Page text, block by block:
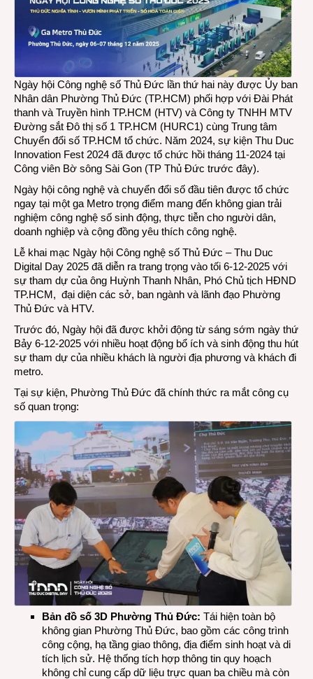
Ngày hội Công nghệ số Thủ Đức lần thứ hai này được Ủy ban
Nhân dân Phường Thủ Đức (TP.HCM) phối hợp với Đài Phát
thanh và Truyền hình TP.HCM (HTV) và Công ty TNHH MTV
Đường sắt Đô thị số 1 TP.HCM (HURC1) cùng Trung tâm
Chuyển đổi số TP.HCM tổ chức. Năm 2024, sự kiện Thu Duc
Innovation Fest 2024 đã được tổ chức hồi tháng 11-2024 tại
Công viên Bờ sông Sài Gon (TP Thủ Đức trước đây).
Ngày hội công nghệ và chuyển đổi số đầu tiên được tổ chức
ngay tại một ga Metro trọng điểm mang đến không gian trải
nghiệm công nghệ số sinh động, thực tiễn cho người dân,
doanh nghiệp và cộng đồng yêu thích công nghệ.
Lễ khai mạc Ngày hội Công nghệ số Thủ Đức – Thu Duc
Digital Day 2025 đã diễn ra trang trọng vào tối 6-12-2025 với
sự tham dự của ông Huỳnh Thanh Nhân, Phó Chủ tịch HĐND
TP.HCM, đại diện các sở, ban ngành và lãnh đạo Phường
Thủ Đức và HTV.
Trước đó, Ngày hội đã được khởi động từ sáng sớm ngày thứ
Bảy 6-12-2025 với nhiều hoạt động bổ ích và sinh động thu hút
sự tham dự của nhiều khách là người địa phương và khách đi
metro.
Tại sự kiện, Phường Thủ Đức đã chính thức ra mắt công cụ
số quan trọng:
Bản đồ số 3D Phường Thủ Đức: Tái hiện toàn bộ
không gian Phường Thủ Đức, bao gồm các công trình
công cộng, hạ tầng giao thông, địa điểm sinh hoạt và di
tích lịch sử. Hệ thống tích hợp thông tin quy hoạch
không chỉ cung cấp dữ liệu trực quan ba chiều mà còn